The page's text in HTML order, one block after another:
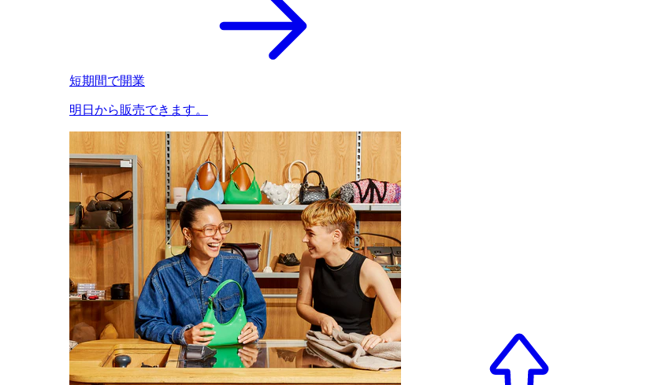
短期間で開業
明日から販売できます。